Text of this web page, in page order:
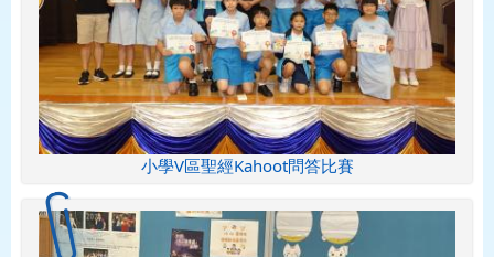
小學V區聖經Kahoot問答比賽